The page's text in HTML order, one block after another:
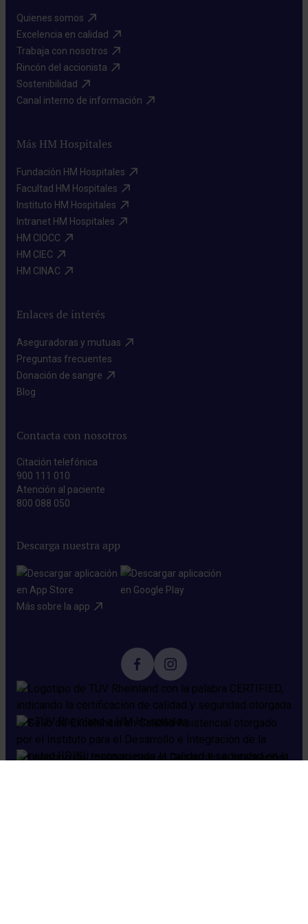
Quienes somos​
Excelencia en calidad​
Trabaja con nosotros​
Rincón del accionista​
Sostenibilidad​
Canal interno de información​
Más HM Hospitales
Fundación HM Hospitales​
Facultad HM Hospitales​
Instituto HM Hospitales​
Intranet HM Hospitales​
HM CIOCC​
HM CIEC​
HM CINAC​
Enlaces de interés
Aseguradoras y mutuas​
Preguntas frecuentes​
Donación de sangre​
Blog​
Contacta con nosotros
Citación telefónica
900 111 010
Atención al paciente
800 088 050
Descarga nuestra app
Más sobre la app​